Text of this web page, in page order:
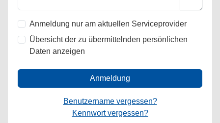
Anmeldung nur am aktuellen Serviceprovider
Übersicht der zu übermittelnden persönlichen
Daten anzeigen
Anmeldung
Benutzername vergessen?
Kennwort vergessen?